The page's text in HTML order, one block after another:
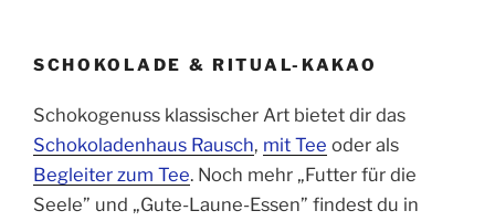
SCHOKOLADE & RITUAL-KAKAO
Schokogenuss klassischer Art bietet dir das
Schokoladenhaus Rausch, mit Tee oder als
Begleiter zum Tee. Noch mehr „Futter für die
Seele” und „Gute-Laune-Essen” findest du in